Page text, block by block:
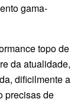
gama-
topo de
da atualidade,
dificilmente a
precisas de